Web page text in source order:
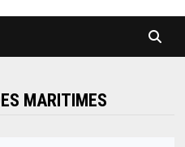
MARITIMES